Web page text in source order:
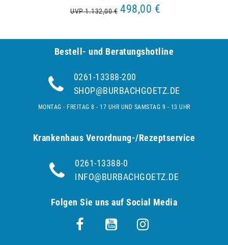
UVP 1.132,00 € 498,00 €
Bestell- und Be­ra­tungs­hot­line
0261-13388-200
SHOP@BURBACHGOETZ.DE
MONTAG - FREITAG 8 - 17 UHR UND SAMSTAG 9 - 13 UHR
Krankenhaus Verordnung-/Rezeptservice
0261-13388-0
INFO@BURBACHGOETZ.DE
Folgen Sie uns auf Social Media